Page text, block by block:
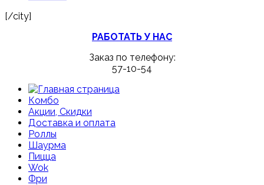
[/city]
РАБОТАТЬ У НАС
Заказ по телефону:
57-10-54
Комбо
Акции, Скидки
Доставка и оплата
Роллы
Шаурма
Пицца
Wok
Фри